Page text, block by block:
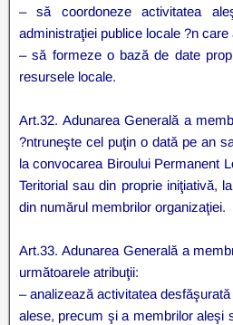
– să coordoneze activitatea
administraţiei publice locale ?n care
– să formeze o bază de date
resursele locale.
Art.32. Adunarea Generală a
?ntruneşte cel puţin o dată pe an
la convocarea Biroului Permanent
Teritorial sau din proprie iniţiativă,
din numărul membrilor organizaţiei.
Art.33. Adunarea Generală a
următoarele atribuţii:
– analizează activitatea
alese, precum şi a membrilor aleşi